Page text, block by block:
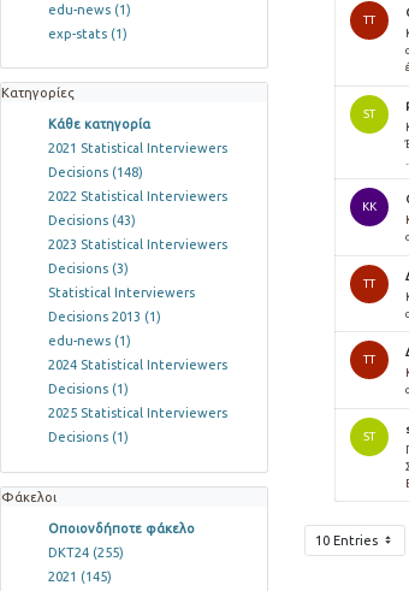
edu-news (1)
exp-stats (1)
Κατηγορίες
Κάθε κατηγορία
2021 Statistical Interviewers
Decisions (148)
2022 Statistical Interviewers
Decisions (43)
2023 Statistical Interviewers
Decisions (3)
Statistical Interviewers
Decisions 2013 (1)
edu-news (1)
2024 Statistical Interviewers
Decisions (1)
2025 Statistical Interviewers
Decisions (1)
Φάκελοι
Οποιονδήποτε φάκελο
DKT24 (255)
2021 (145)
TT
ST
KK
TT
TT
ST
10 Entries